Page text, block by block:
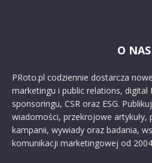
O NAS
PRoto.pl codziennie dostarcza
marketingu i public relations, digital
sponsoringu, CSR oraz ESG.
wiadomości, przekrojowe artykuły,
kampanii, wywiady oraz badania,
komunikacji marketingowej od